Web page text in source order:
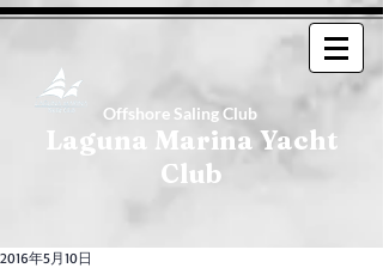
Offshore Saling Club
Laguna Marina Yacht
Club
2016年5月10日